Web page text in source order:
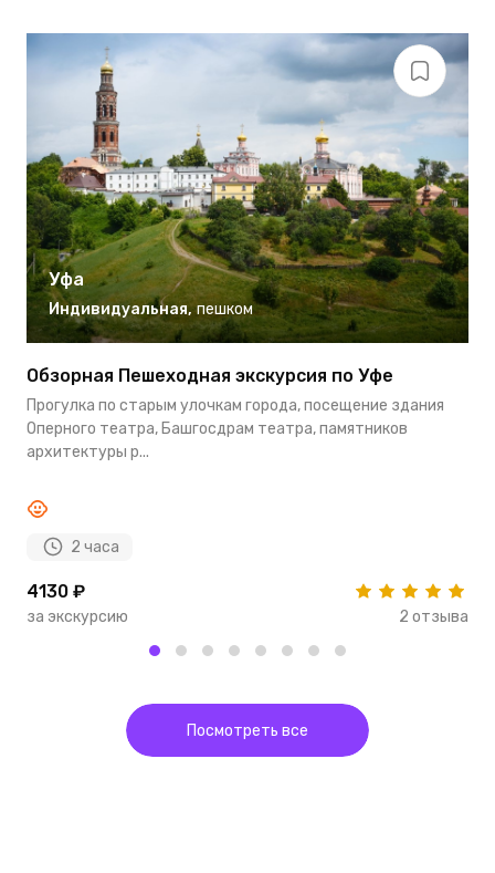
Уфа
Индивидуальная, пешком
Обзорная Пешеходная экскурсия по Уфе
Прогулка по старым улочкам города, посещение здания
Оперного театра, Башгосдрам театра, памятников
архитектуры р...
2 часа
4130 ₽
за экскурсию 2 отзыва
Посмотреть все